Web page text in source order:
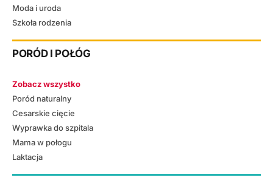
Moda i uroda
Szkoła rodzenia
PORÓD I POŁÓG
Zobacz wszystko
Poród naturalny
Cesarskie cięcie
Wyprawka do szpitala
Mama w połogu
Laktacja